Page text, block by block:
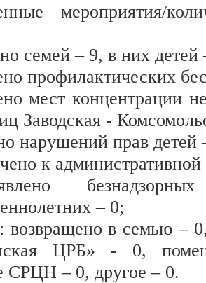
мероприятия/
семей – 9, в них детей
профилактических
мест концентрации
Заводская -
нарушений прав детей
к административной
– 0;
возвращено в семью –
ЦРБ» - 0,
СРЦН – 0, другое – 0.